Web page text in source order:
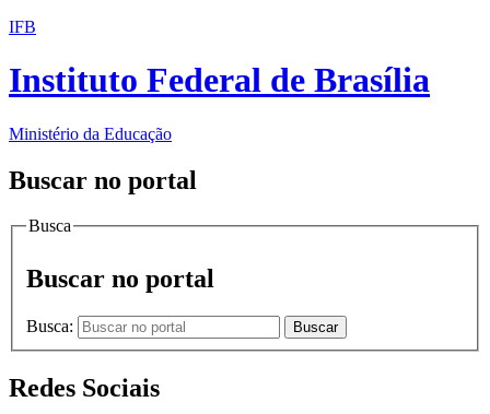
IFB
Instituto Federal de Brasília
Ministério da Educação
Buscar no portal
Busca
Buscar no portal
Busca: Buscar
Redes Sociais